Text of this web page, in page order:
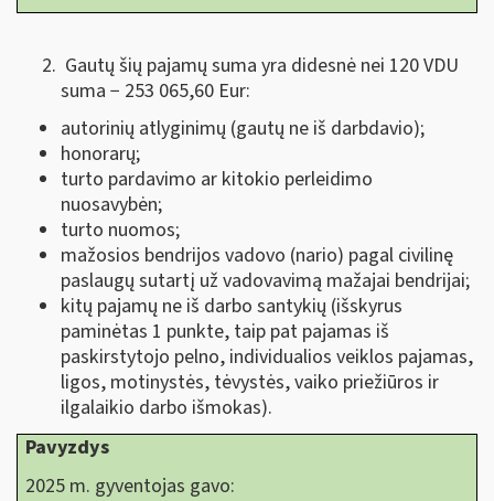
Gautų šių pajamų suma yra didesnė nei 120 VDU
suma − 253 065,60 Eur:
autorinių atlyginimų (gautų ne iš darbdavio);
honorarų;
turto pardavimo ar kitokio perleidimo
nuosavybėn;
turto nuomos;
mažosios bendrijos vadovo (nario) pagal civilinę
paslaugų sutartį už vadovavimą mažajai bendrijai;
kitų pajamų ne iš darbo santykių (išskyrus
paminėtas 1 punkte, taip pat pajamas iš
paskirstytojo pelno, individualios veiklos pajamas,
ligos, motinystės, tėvystės, vaiko priežiūros ir
ilgalaikio darbo išmokas).
Pavyzdys
2025 m. gyventojas gavo: